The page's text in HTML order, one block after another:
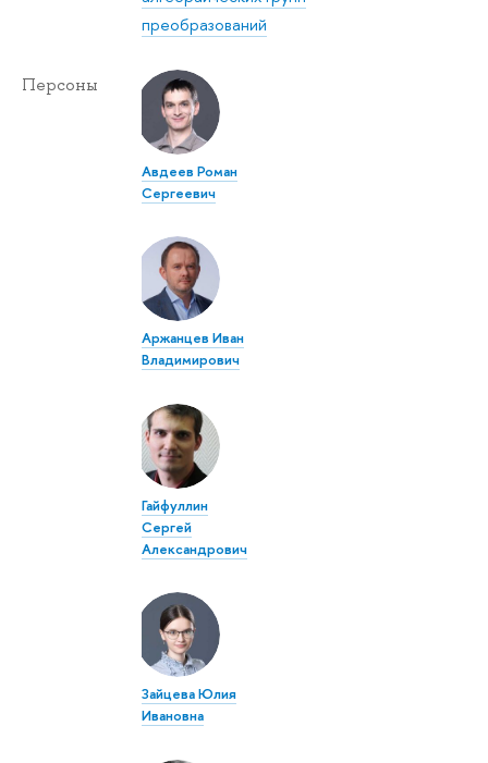
преобразований
Персоны
Авдеев Роман
Сергеевич
Аржанцев Иван
Владимирович
Гайфуллин
Сергей
Александрович
Зайцева Юлия
Ивановна